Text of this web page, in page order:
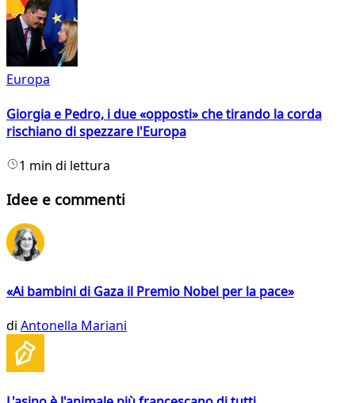
Europa
Giorgia e Pedro, i due «opposti» che tirando la corda
rischiano di spezzare l'Europa
1 min di lettura
Idee e commenti
«Ai bambini di Gaza il Premio Nobel per la pace»
di Antonella Mariani